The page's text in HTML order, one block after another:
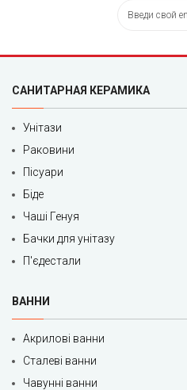
САНИТАРНАЯ КЕРАМИКА
Унітази
Раковини
Пісуари
Біде
Чаші Генуя
Бачки для унітазу
П'єдестали
ВАННИ
Акрилові ванни
Сталеві ванни
Чавунні ванни